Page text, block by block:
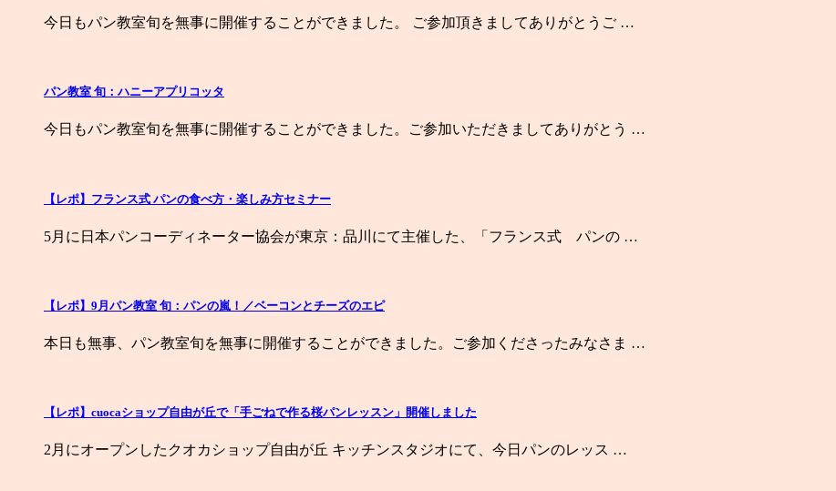
今日もパン教室旬を無事に開催することができました。 ご参加頂きましてありがとうご …
パン教室 旬：ハニーアプリコッタ
今日もパン教室旬を無事に開催することができました。ご参加いただきましてありがとう …
【レポ】フランス式 パンの食べ方・楽しみ方セミナー
5月に日本パンコーディネーター協会が東京：品川にて主催した、「フランス式 パンの …
【レポ】9月パン教室 旬：パンの嵐！／ベーコンとチーズのエピ
本日も無事、パン教室旬を無事に開催することができました。ご参加くださったみなさま …
【レポ】cuocaショップ自由が丘で「手ごねで作る桜パンレッスン」開催しました
2月にオープンしたクオカショップ自由が丘 キッチンスタジオにて、今日パンのレッス …